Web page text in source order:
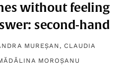
without feeling
second-hand
MUREȘAN , CLAUDIA
MOROȘANU